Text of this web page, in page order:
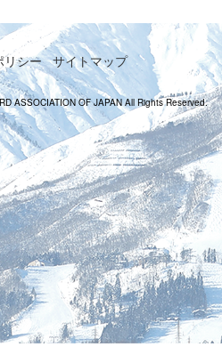
リシー サイトマップ
ASSOCIATION OF JAPAN All Rights Reserved.